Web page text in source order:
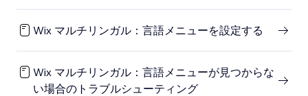
Wix マルチリンガル：言語メニューを設定する
Wix マルチリンガル：言語メニューが見つからな
い場合のトラブルシューティング